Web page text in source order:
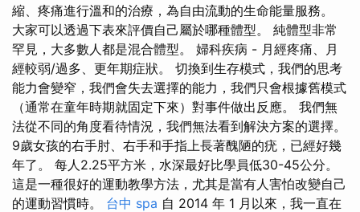
縮、疼痛進行溫和的治療，為自由流動的生命能量服務。
大家可以透過下表來評價自己屬於哪種體型。 純體型非常
罕見，大多數人都是混合體型。 婦科疾病 - 月經疼痛、月
經較弱/過多、更年期症狀。 切換到生存模式，我們的思考
能力會變窄，我們會失去選擇的能力，我們只會根據舊模式
（通常在童年時期就固定下來）對事件做出反應。 我們無
法從不同的角度看待情況，我們無法看到解決方案的選擇。
9歲女孩的右手肘、右手和手指上長著醜陋的疣，已經好幾
年了。 每人2.25平方米，水深最好比學員低30-45公分。
這是一種很好的運動教學方法，尤其是當有人害怕改變自己
的運動習慣時。 台中 spa 自 2014 年 1 月以來，我一直在